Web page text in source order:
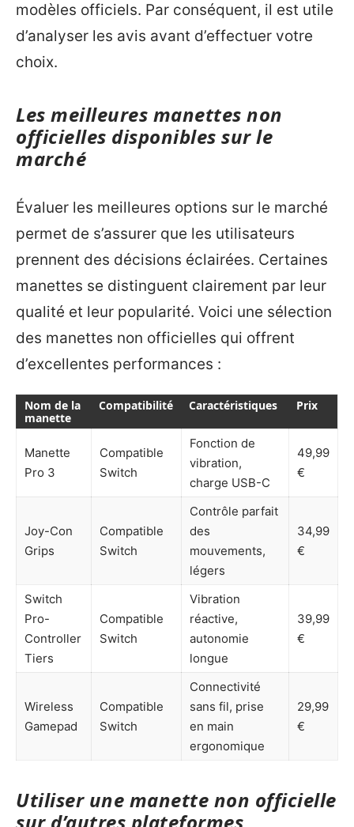
modèles officiels. Par conséquent, il est utile
d’analyser les avis avant d’effectuer votre
choix.
Les meilleures manettes non
officielles disponibles sur le
marché
Évaluer les meilleures options sur le marché
permet de s’assurer que les utilisateurs
prennent des décisions éclairées. Certaines
manettes se distinguent clairement par leur
qualité et leur popularité. Voici une sélection
des manettes non officielles qui offrent
d’excellentes performances :
Nom de la
manette
Compatibilité Caractéristiques Prix
Manette
Pro 3
Compatible
Switch
Fonction de
vibration,
charge USB-C
49,99
€
Joy-Con
Grips
Compatible
Switch
Contrôle parfait
des
mouvements,
légers
34,99
€
Switch
Pro-
Controller
Tiers
Compatible
Switch
Vibration
réactive,
autonomie
longue
39,99
€
Wireless
Gamepad
Compatible
Switch
Connectivité
sans fil, prise
en main
ergonomique
29,99
€
Utiliser une manette non officielle